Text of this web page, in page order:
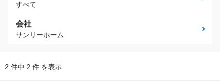
すべて
会社
サンリーホーム
2 件中 2 件 を表示